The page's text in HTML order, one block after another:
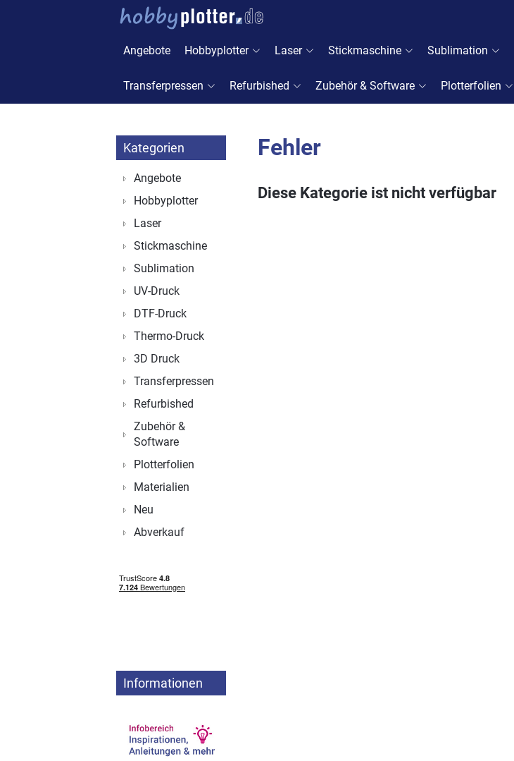
Angebote Hobbyplotter Laser Stickmaschine Sublimation
Transferpressen Refurbished Zubehör & Software Plotterfolien
Fehler
Diese Kategorie ist nicht verfügbar
Kategorien
Angebote
Hobbyplotter
Laser
Stickmaschine
Sublimation
UV-Druck
DTF-Druck
Thermo-Druck
3D Druck
Transferpressen
Refurbished
Zubehör &
Software
Plotterfolien
Materialien
Neu
Abverkauf
Informationen